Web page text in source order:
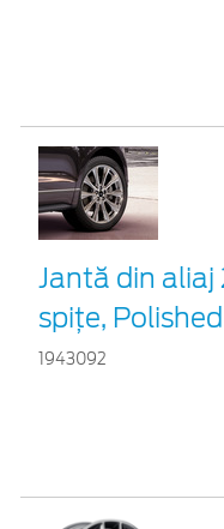
Jantă din aliaj
spițe,
1943092